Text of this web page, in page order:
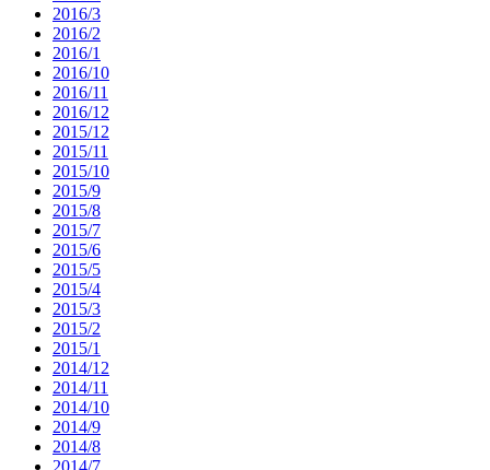
2016/3
2016/2
2016/1
2016/10
2016/11
2016/12
2015/12
2015/11
2015/10
2015/9
2015/8
2015/7
2015/6
2015/5
2015/4
2015/3
2015/2
2015/1
2014/12
2014/11
2014/10
2014/9
2014/8
2014/7